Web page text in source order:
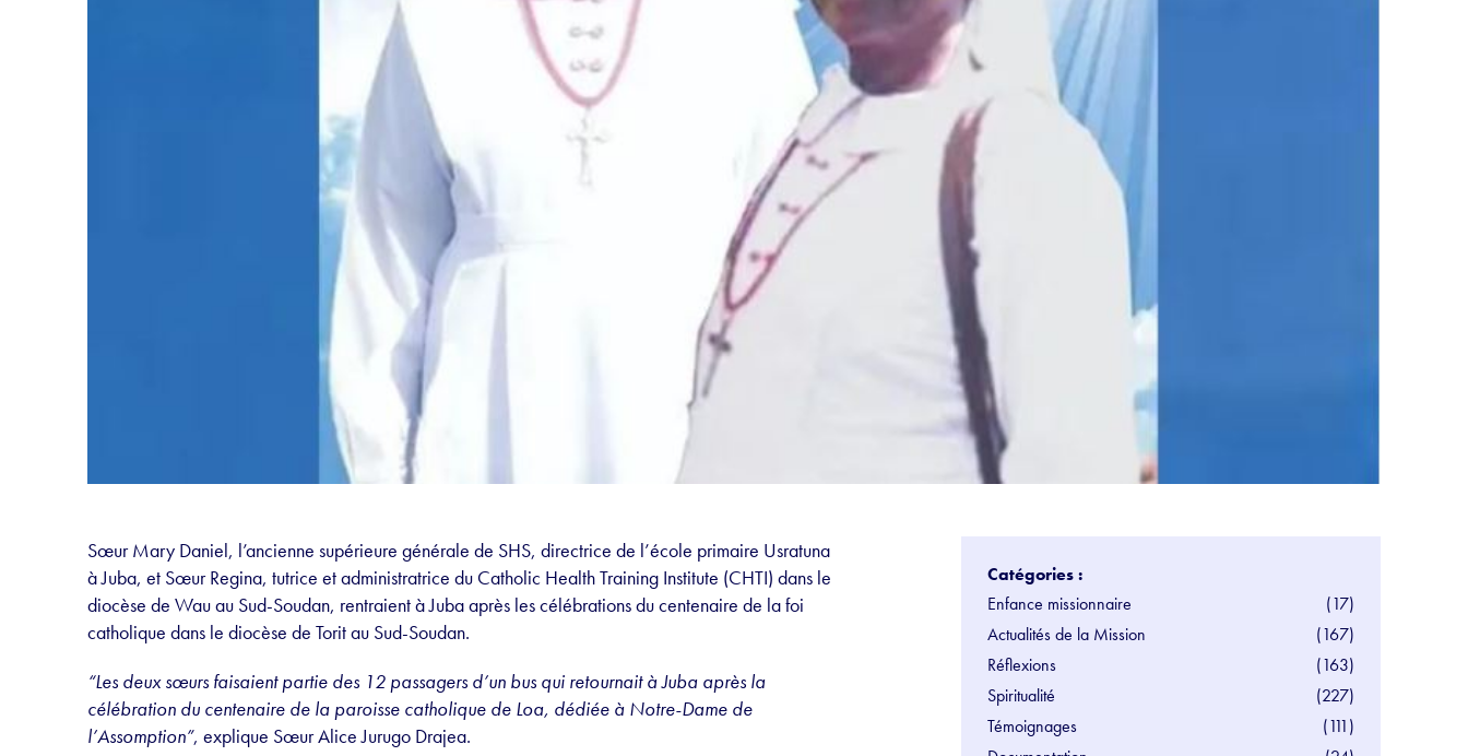
Sœur Mary Daniel, l’ancienne supérieure générale de SHS, directrice de l’école primaire Usratuna
à Juba, et Sœur Regina, tutrice et administratrice du Catholic Health Training Institute (CHTI) dans le
diocèse de Wau au Sud-Soudan, rentraient à Juba après les célébrations du centenaire de la foi
catholique dans le diocèse de Torit au Sud-Soudan.
“Les deux sœurs faisaient partie des 12 passagers d’un bus qui retournait à Juba après la
célébration du centenaire de la paroisse catholique de Loa, dédiée à Notre-Dame de
l’Assomption”, explique Sœur Alice Jurugo Drajea.
Catégories :
Enfance missionnaire
(17)
Actualités de la Mission
(167)
Réflexions
(163)
Spiritualité
(227)
Témoignages
(111)